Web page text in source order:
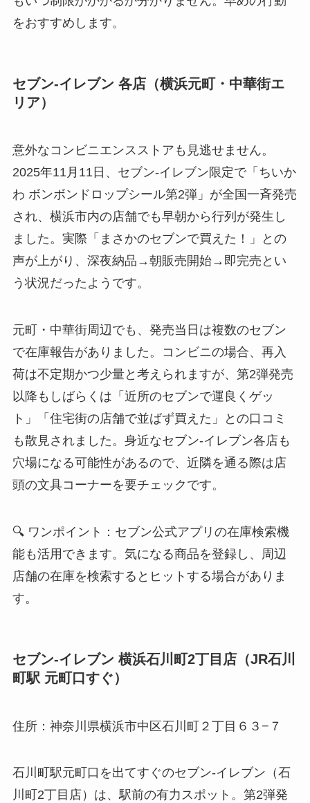
をおすすめします。
セブン-イレブン 各店（横浜元町・中華街エ
リア）
意外なコンビニエンスストアも見逃せません。
2025年11月11日、セブン-イレブン限定で「ちいか
わ ボンボンドロップシール第2弾」が全国一斉発売
され、横浜市内の店舗でも早朝から行列が発生し
ました。実際「まさかのセブンで買えた！」との
声が上がり、深夜納品→朝販売開始→即完売とい
う状況だったようです。
元町・中華街周辺でも、発売当日は複数のセブン
で在庫報告がありました。コンビニの場合、再入
荷は不定期かつ少量と考えられますが、第2弾発売
以降もしばらくは「近所のセブンで運良くゲッ
ト」「住宅街の店舗で並ばず買えた」との口コミ
も散見されました。身近なセブン-イレブン各店も
穴場になる可能性があるので、近隣を通る際は店
頭の文具コーナーを要チェックです。
🔍 ワンポイント：セブン公式アプリの在庫検索機
能も活用できます。気になる商品を登録し、周辺
店舗の在庫を検索するとヒットする場合がありま
す。
セブン-イレブン 横浜石川町2丁目店（JR石川
町駅 元町口すぐ）
住所：神奈川県横浜市中区石川町２丁目６３−７
石川町駅元町口を出てすぐのセブン-イレブン（石
川町2丁目店）は、駅前の有力スポット。第2弾発